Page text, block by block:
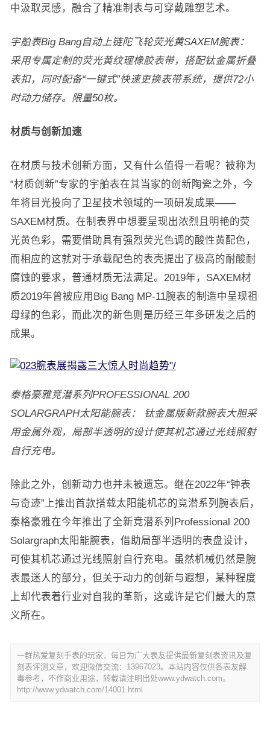
中汲取灵感，融合了精准制表与可穿戴雕塑艺术。
宇舶表Big Bang自动上链陀飞轮荧光黄SAXEM腕表：
采用专属定制的荧光黄纹理橡胶表带，搭配钛金属折叠
表扣，同时配备“一键式”快速更换表带系统，提供72小
时动力储存。限量50枚。
材质与创新加速
在材质与技术创新方面，又有什么值得一看呢？被称为
“材质创新”专家的宇舶表在其当家的创新陶瓷之外，今
年将目光投向了卫星技术领域的一项研发成果——
SAXEM材质。在制表界中想要呈现出浓烈且明艳的荧
光黄色彩，需要借助具有强烈荧光色调的酸性黄配色，
而相应的这就对于承载配色的表壳提出了极高的耐酸耐
腐蚀的要求，普通材质无法满足。2019年，SAXEM材
质2019年曾被应用Big Bang MP-11腕表的制造中呈现祖
母绿的色彩，而此次的新色则是历经三年多研发之后的
成果。
泰格豪雅竞潜系列PROFESSIONAL 200
SOLARGRAPH太阳能腕表： 钛金属版新款腕表大胆采
用金属外观，局部半透明的设计使其机芯通过光线照射
自行充电。
除此之外，创新动力也并未被遗忘。继在2022年“钟表
与奇迹”上推出首款搭载太阳能机芯的竞潜系列腕表后，
泰格豪雅在今年推出了全新竞潜系列Professional 200
Solargraph太阳能腕表，借助局部半透明的表盘设计，
可使其机芯通过光线照射自行充电。虽然机械仍然是腕
表最迷人的部分，但关于动力的创新与遐想，某种程度
上却代表着行业对自我的革新，这或许是它们最大的意
义所在。
一群热爱复刻手表的玩家，每日为广大表友提供最新复刻表资讯及复
刻表评测文章，欢迎微信交流：13967023。本站内容仅供各表友解
毒参考，不作商业用途，转载请注明出处www.ydwatch.com。
http://www.ydwatch.com/14001.html